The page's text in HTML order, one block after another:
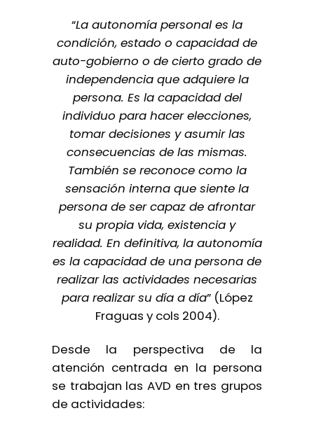
“La autonomía personal es la
condición, estado o capacidad de
auto-gobierno o de cierto grado de
independencia que adquiere la
persona. Es la capacidad del
individuo para hacer elecciones,
tomar decisiones y asumir las
consecuencias de las mismas.
También se reconoce como la
sensación interna que siente la
persona de ser capaz de afrontar
su propia vida, existencia y
realidad. En definitiva, la autonomía
es la capacidad de una persona de
realizar las actividades necesarias
para realizar su día a día” (López
Fraguas y cols 2004).
Desde la perspectiva de la
atención centrada en la persona
se trabajan las AVD en tres grupos
de actividades: